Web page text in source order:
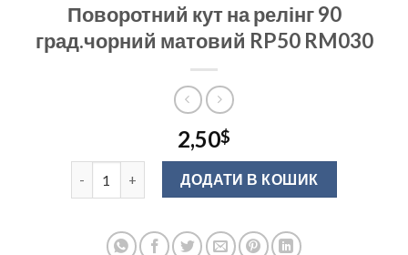
Поворотний кут на релінг 90
град.чорний матовий RP50 RM030
2,50$
Поворотний кут на релінг 90 град.чорний матовий
ДОДАТИ В КОШИК